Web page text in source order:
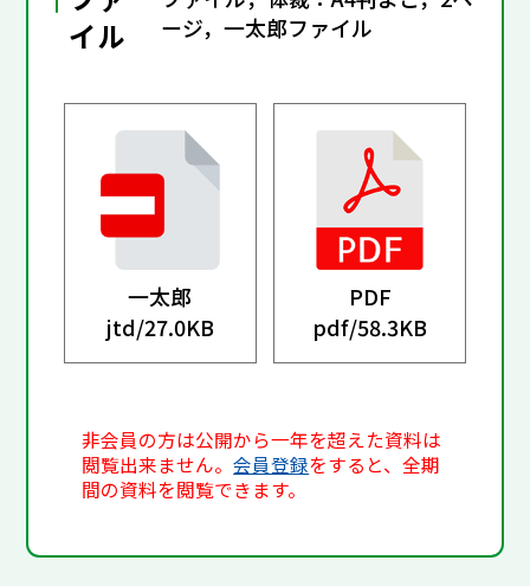
イル
ージ，一太郎ファイル
一太郎
jtd/27.0KB
PDF
pdf/58.3KB
非会員の方は公開から一年を超えた資料は
閲覧出来ません。会員登録をすると、全期
間の資料を閲覧できます。